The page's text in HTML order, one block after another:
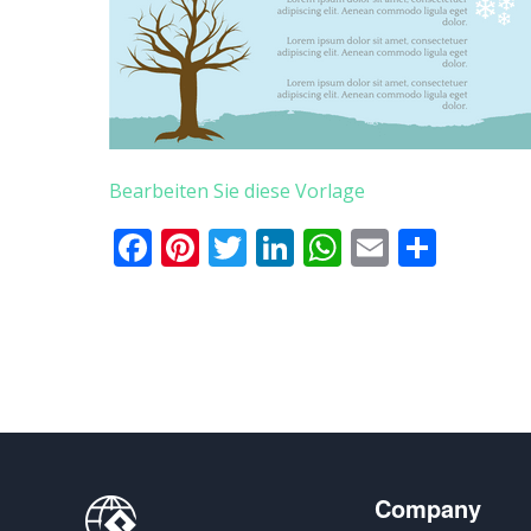
Bearbeiten Sie diese Vorlage
Facebook
Pinterest
Twitter
LinkedIn
WhatsApp
Email
Company